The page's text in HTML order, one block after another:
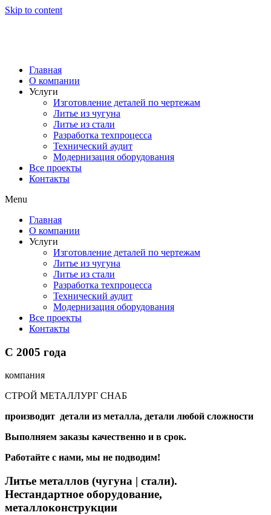
Skip to content
Главная
О компании
Услуги
Изготовление деталей по чертежам
Литье из чугуна
Литье из стали
Разработка техпроцесса
Технический аудит
Модернизация оборудования
Все проекты
Контакты
Menu
Главная
О компании
Услуги
Изготовление деталей по чертежам
Литье из чугуна
Литье из стали
Разработка техпроцесса
Технический аудит
Модернизация оборудования
Все проекты
Контакты
С 2005 года
компания
СТРОЙ МЕТАЛЛУРГ СНАБ
производит детали из металла, детали любой сложности
Выполняем заказы качественно и в срок.
Работайте с нами, мы не подводим!
Литье металлов (чугуна | стали).
Нестандартное оборудование,
металлоконструкции